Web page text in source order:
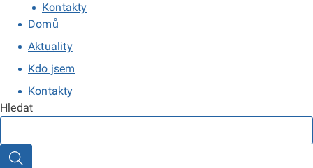
Kontakty
Domů
Aktuality
Kdo jsem
Kontakty
Hledat
Hledat